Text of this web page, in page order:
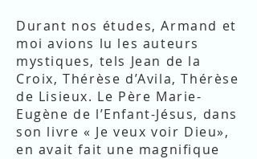
Durant nos études, Armand et
moi avions lu les auteurs
mystiques, tels Jean de la
Croix, Thérèse d’Avila, Thérèse
de Lisieux. Le Père Marie-
Eugène de l’Enfant-Jésus, dans
son livre « Je veux voir Dieu»,
en avait fait une magnifique